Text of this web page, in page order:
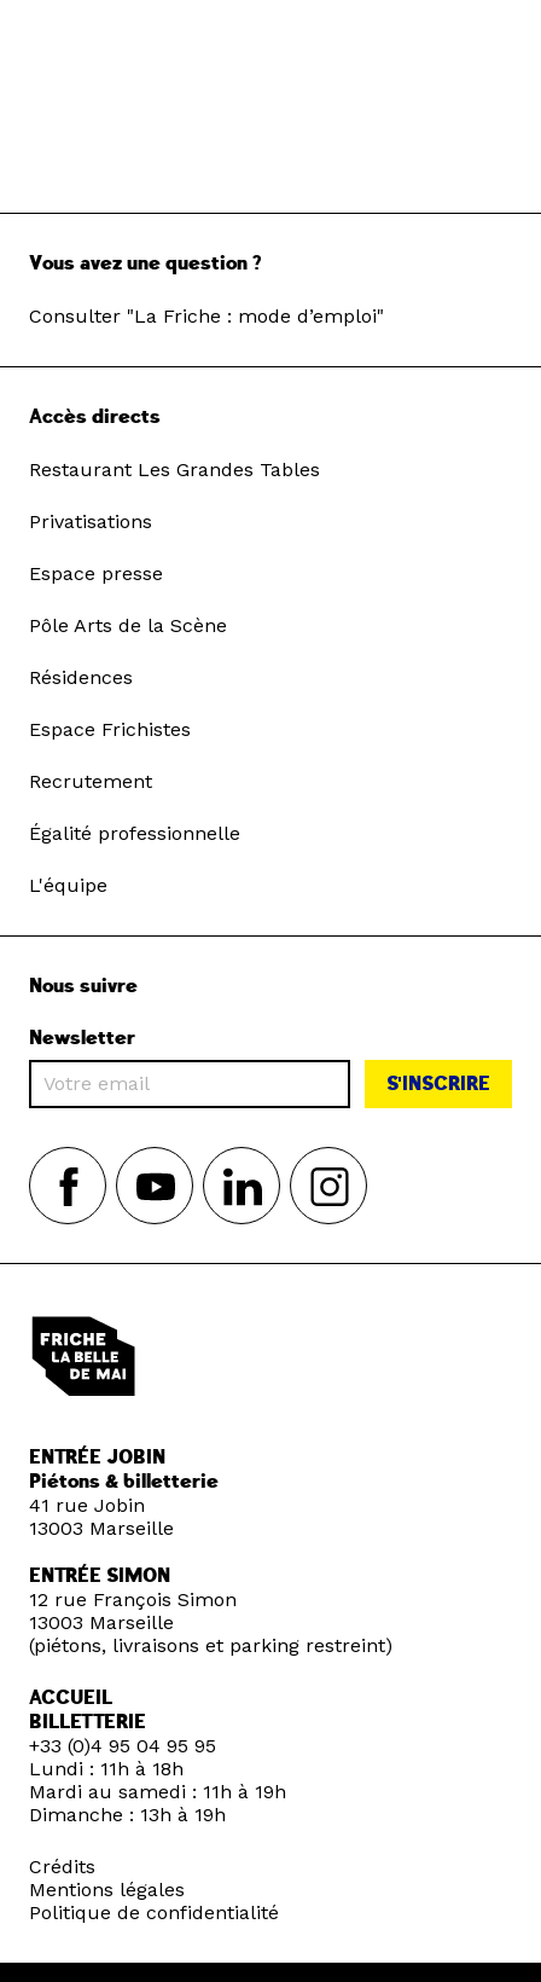
Vous avez une question ?
Consulter "La Friche : mode d’emploi"
Accès directs
Restaurant Les Grandes Tables
Privatisations
Espace presse
Pôle Arts de la Scène
Résidences
Espace Frichistes
Recrutement
Égalité professionnelle
L'équipe
Nous suivre
Newsletter
S'INSCRIRE
ENTRÉE JOBIN
Piétons & billetterie
41 rue Jobin
13003 Marseille
ENTRÉE SIMON
12 rue François Simon
13003 Marseille
(piétons, livraisons et parking restreint)
ACCUEIL
BILLETTERIE
+33 (0)4 95 04 95 95
Lundi : 11h à 18h
Mardi au samedi : 11h à 19h
Dimanche : 13h à 19h
Crédits
Mentions légales
Politique de confidentialité